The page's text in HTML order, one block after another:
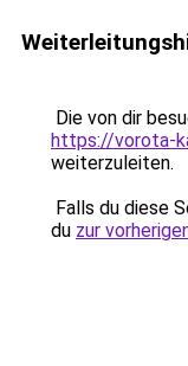
Die von dir
https://vorota-
weiterzuleiten.
Falls du diese
du zur